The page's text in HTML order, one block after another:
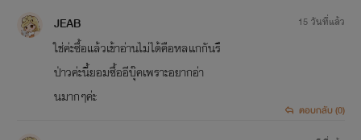
JEAB
ใช่ค่ะซื้อแล้วเข้าอ่านไม่ได้คือหลแกกันรึ
ป่าวค่ะนี้ยอมซื้ออีบุ๊คเพราะอยากอ่า
นมากๆค่ะ
15 วันที่แล้ว
ตอบกลับ (0)